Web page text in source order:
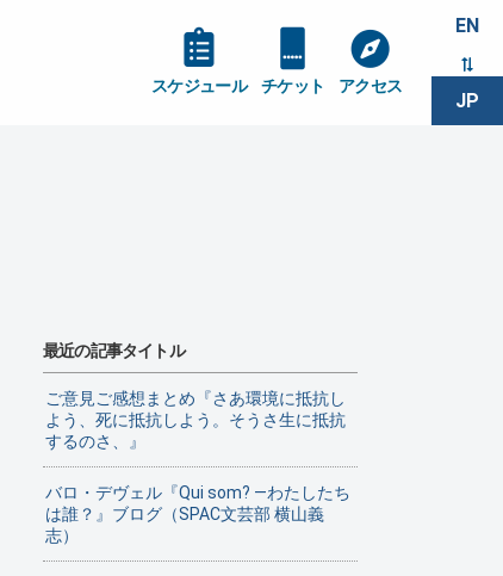
EN
JP
スケジュール チケット アクセス
最近の記事タイトル
ご意見ご感想まとめ『さあ環境に抵抗し
よう、死に抵抗しよう。そうさ生に抵抗
するのさ、』
バロ・デヴェル『Qui som? ―わたしたち
は誰？』ブログ（SPAC文芸部 横山義
志）